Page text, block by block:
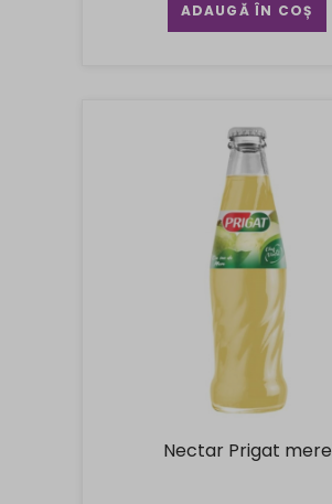
ADAUGĂ ÎN COȘ
Nectar Prigat mere